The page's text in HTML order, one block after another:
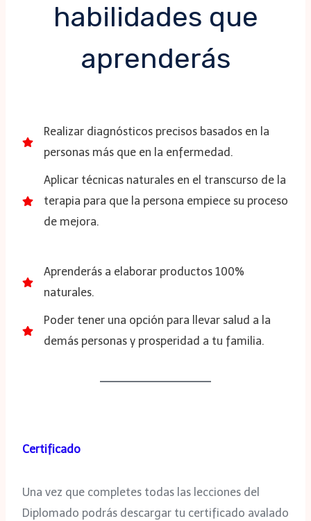
habilidades que
aprenderás
Realizar diagnósticos precisos basados en la
personas más que en la enfermedad.
Aplicar técnicas naturales en el transcurso de la
terapia para que la persona empiece su proceso
de mejora.
Aprenderás a elaborar productos 100%
naturales.
Poder tener una opción para llevar salud a la
demás personas y prosperidad a tu familia.
Certificado
Una vez que completes todas las lecciones del
Diplomado podrás descargar tu certificado avalado